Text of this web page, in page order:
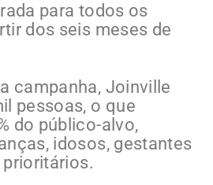
para todos os
dos seis meses de
campanha, Joinville
pessoas, o que
do público-alvo,
idosos, gestantes